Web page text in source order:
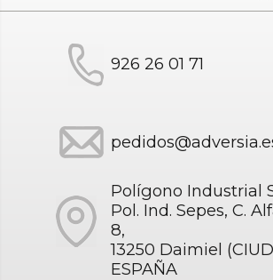
926 26 01 71
Polígono Industrial
Pol. Ind. Sepes, C.
8,
13250 Daimiel
ESPAÑA